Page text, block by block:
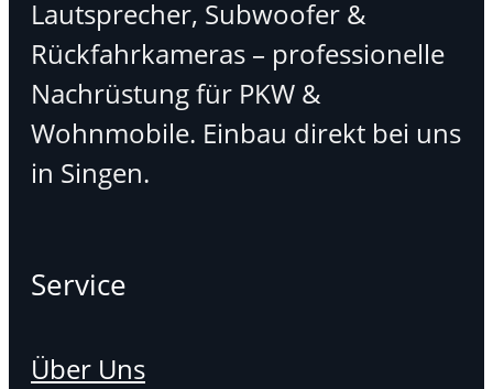
Lautsprecher, Subwoofer &
Rückfahrkameras – professionelle
Nachrüstung für PKW &
Wohnmobile. Einbau direkt bei uns
in Singen.
Service
Über Uns